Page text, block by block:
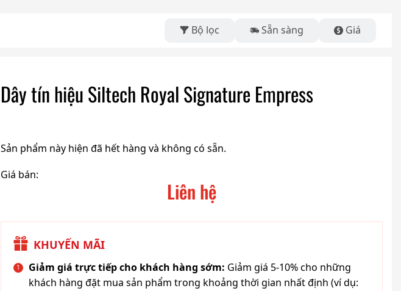
Bộ lọc Sẵn sàng Giá
Dây tín hiệu Siltech Royal Signature Empress
Sản phẩm này hiện đã hết hàng và không có sẵn.
Giá bán:
Liên hệ
KHUYẾN MÃI
Giảm giá trực tiếp cho khách hàng sớm: Giảm giá 5-10% cho những
khách hàng đặt mua sản phẩm trong khoảng thời gian nhất định (ví dụ: